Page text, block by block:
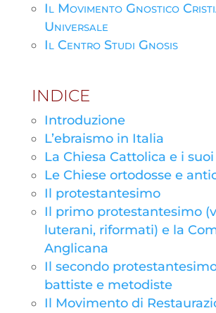
Il Movimento Gnostico
Universale
Il Centro Studi Gnosis
INDICE
Introduzione
L’ebraismo in Italia
La Chiesa Cattolica e i
Le Chiese ortodosse e
Il protestantesimo
Il primo protestantesimo
luterani, riformati) e la
Anglicana
Il secondo
battiste e metodiste
Il Movimento di